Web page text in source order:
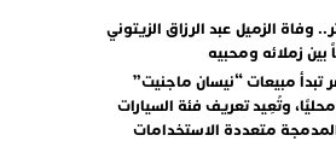
وفاة الزميل عبد الرزاق الزيتوني
بين زملائه ومحبيه
تبدأ مبيعات “نيسان ماجنيت”
وتُعِيد تعريف فئة السيارات
متعددة الاستخدامات